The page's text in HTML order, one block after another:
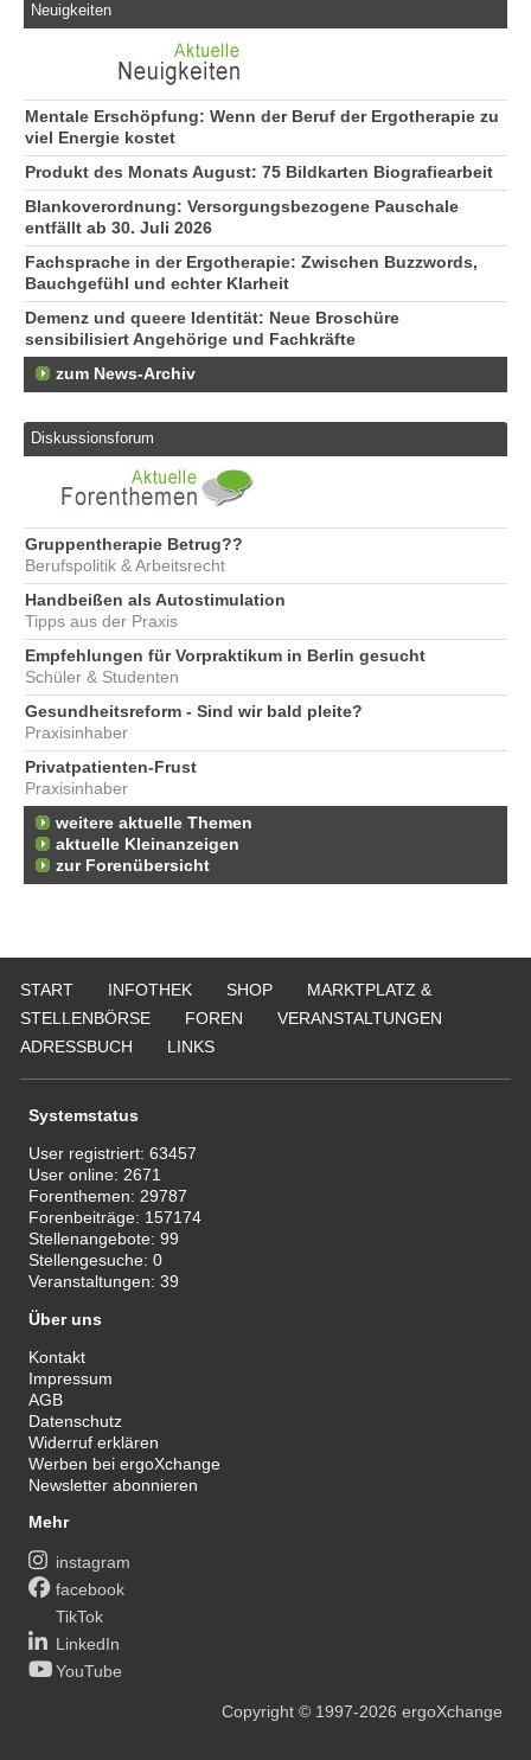
Neuigkeiten
Mentale Erschöpfung: Wenn der Beruf der Ergotherapie zu
viel Energie kostet
Produkt des Monats August: 75 Bildkarten Biografiearbeit
Blankoverordnung: Versorgungsbezogene Pauschale
entfällt ab 30. Juli 2026
Fachsprache in der Ergotherapie: Zwischen Buzzwords,
Bauchgefühl und echter Klarheit
Demenz und queere Identität: Neue Broschüre
sensibilisiert Angehörige und Fachkräfte
zum News-Archiv
Diskussionsforum
Gruppentherapie Betrug??
Berufspolitik & Arbeitsrecht
Handbeißen als Autostimulation
Tipps aus der Praxis
Empfehlungen für Vorpraktikum in Berlin gesucht
Schüler & Studenten
Gesundheitsreform - Sind wir bald pleite?
Praxisinhaber
Privatpatienten-Frust
Praxisinhaber
weitere aktuelle Themen
aktuelle Kleinanzeigen
zur Forenübersicht
START INFOTHEK SHOP
MARKTPLATZ &
STELLENBÖRSE
FOREN
VERANSTALTUNGEN
ADRESSBUCH
LINKS
Systemstatus
User registriert:63457
User online: 2671
Forenthemen: 29787
Forenbeiträge: 157174
Stellenangebote:99
Stellengesuche:0
Veranstaltungen:39
Über uns
Kontakt
Impressum
AGB
Datenschutz
Widerruf erklären
Werben bei ergoXchange
Newsletter abonnieren
Mehr
instagram
facebook
TikTok
LinkedIn
YouTube
Copyright© 1997-2026 ergoXchange